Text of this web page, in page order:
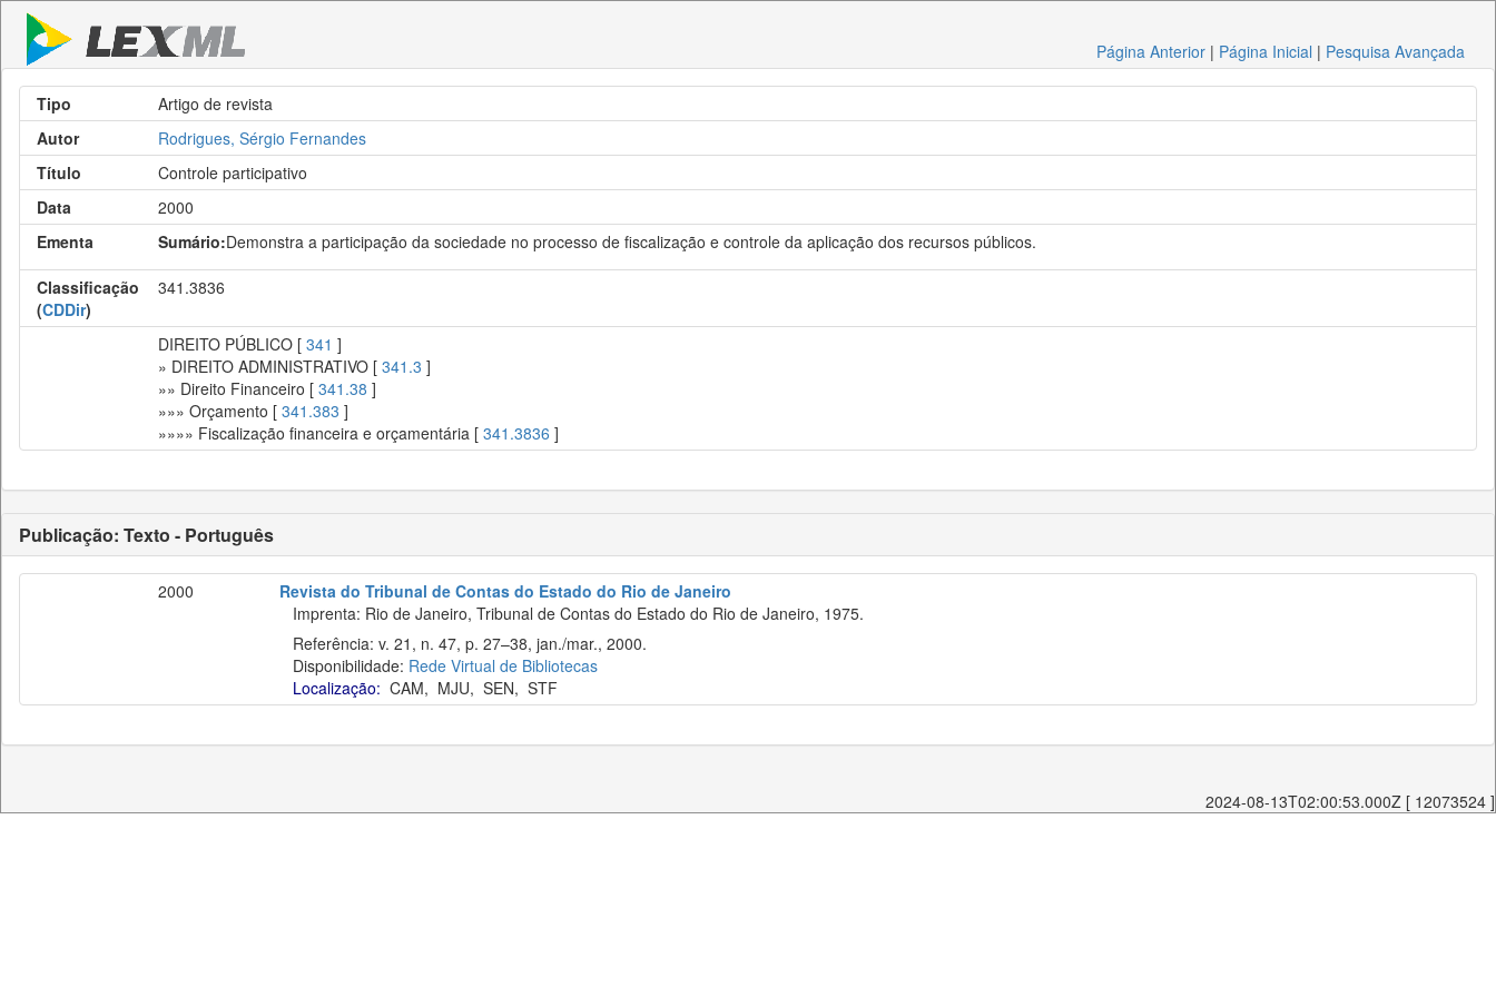
Página Anterior | Página Inicial | Pesquisa Avançada
Tipo
Artigo de revista
Autor
Rodrigues, Sérgio Fernandes
Título
Controle participativo
Data
2000
Ementa
Sumário:Demonstra a participação da sociedade no processo de fiscalização e controle da aplicação dos recursos públicos.
Classificação
(CDDir)
341.3836
DIREITO PÚBLICO [ 341 ]
» DIREITO ADMINISTRATIVO [ 341.3 ]
»» Direito Financeiro [ 341.38 ]
»»» Orçamento [ 341.383 ]
»»»» Fiscalização financeira e orçamentária [ 341.3836 ]
Publicação: Texto - Português
2000
Revista do Tribunal de Contas do Estado do Rio de Janeiro
Imprenta: Rio de Janeiro, Tribunal de Contas do Estado do Rio de Janeiro, 1975.
Referência: v. 21, n. 47, p. 27–38, jan./mar., 2000.
Disponibilidade: Rede Virtual de Bibliotecas
Localização: CAM, MJU, SEN, STF
2024-08-13T02:00:53.000Z [ 12073524 ]